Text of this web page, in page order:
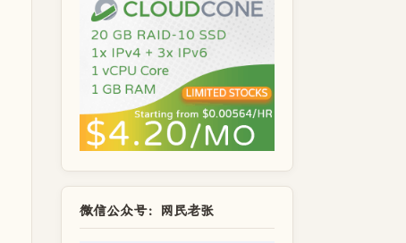
微信公众号：网民老张